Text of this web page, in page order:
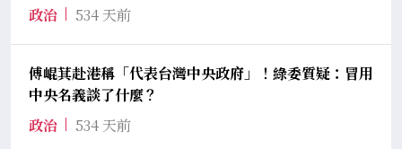
政治
534 天前
傅崐萁赴港稱「代表台灣中央政府」！綠委質疑：冒用
中央名義談了什麼？
政治
534 天前